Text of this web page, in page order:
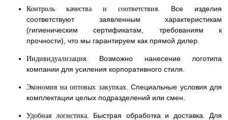
Контроль качества и соответствия.
Все изделия
соответствуют заявленным характеристикам
(гигиеническим сертификатам, требованиям к
прочности), что мы гарантируем как прямой дилер.
Индивидуализация.
Возможно нанесение логотипа
компании для усиления корпоративного стиля.
Экономия на оптовых закупках. Специальные условия для
комплектации целых подразделений или смен.
Удобная логистика.
Быстрая обработка и доставка. Для